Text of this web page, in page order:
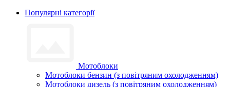
Популярні категорії
Мотоблоки
Мотоблоки бензин (з повітряним охолодженням)
Мотоблоки дизель (з повітряним охолодженням)